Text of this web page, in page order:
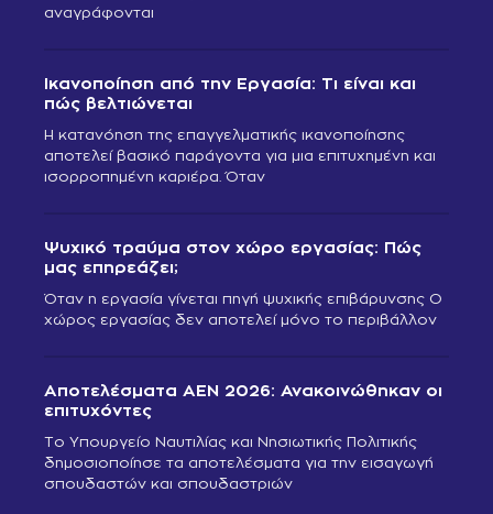
αναγράφονται
Ικανοποίηση από την Εργασία: Τι είναι και
πώς βελτιώνεται
Η κατανόηση της επαγγελματικής ικανοποίησης
αποτελεί βασικό παράγοντα για μια επιτυχημένη και
ισορροπημένη καριέρα. Όταν
Ψυχικό τραύμα στον χώρο εργασίας: Πώς
μας επηρεάζει;
Όταν η εργασία γίνεται πηγή ψυχικής επιβάρυνσης Ο
χώρος εργασίας δεν αποτελεί μόνο το περιβάλλον
Αποτελέσματα ΑΕΝ 2026: Ανακοινώθηκαν οι
επιτυχόντες
Το Υπουργείο Ναυτιλίας και Νησιωτικής Πολιτικής
δημοσιοποίησε τα αποτελέσματα για την εισαγωγή
σπουδαστών και σπουδαστριών